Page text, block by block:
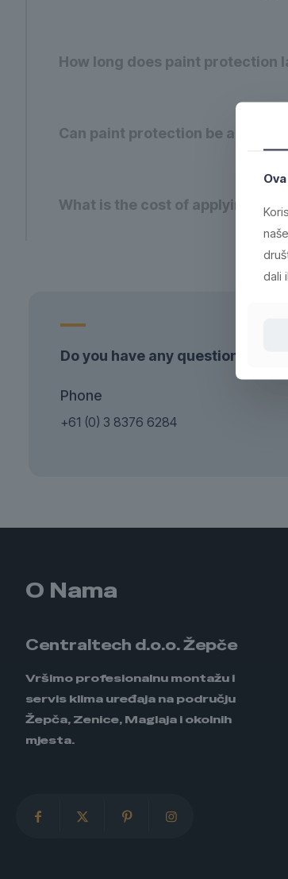
How long does paint protection
Can paint protection be applied
What is the cost of applying
Do you have any questions? Call
Phone
+61 (0) 3 8376 6284
O Nama
Centraltech d.o.o. Žepče
Vršimo profesionalnu montažu i
servis klima uređaja na području
Žepča, Zenice, Maglaja i okolnih
mjesta.
dali